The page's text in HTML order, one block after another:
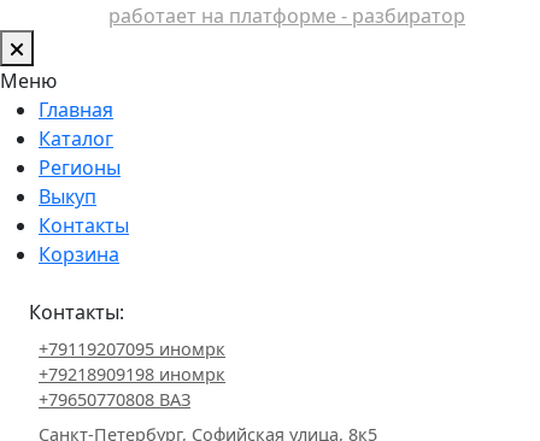
работает на платформе - разбиратор
Меню
Главная
Каталог
Регионы
Выкуп
Контакты
Корзина
Контакты:
+79119207095 иномрк
+79218909198 иномрк
+79650770808 ВАЗ
Санкт-Петербург, Софийская улица, 8к5